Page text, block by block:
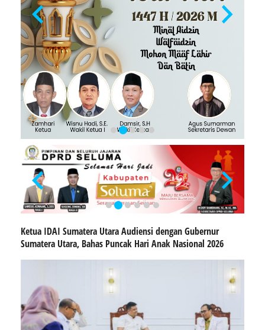
Ketua IDAI Sumatera Utara Audiensi dengan Gubernur
Sumatera Utara, Bahas Puncak Hari Anak Nasional 2026